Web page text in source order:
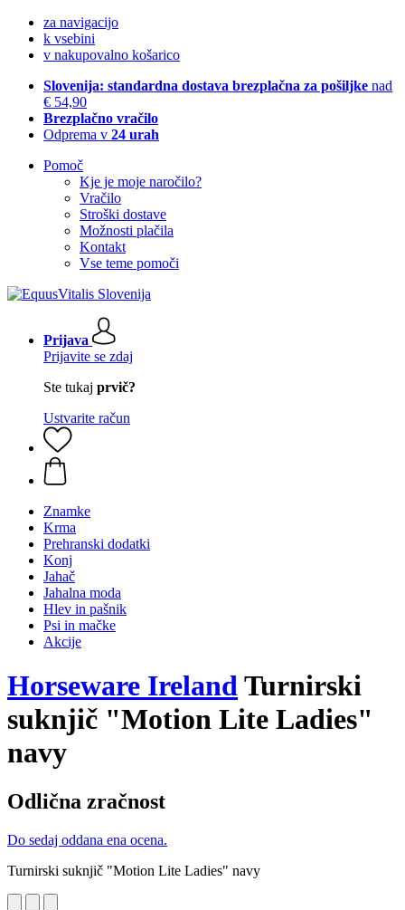
za navigacijo
k vsebini
v nakupovalno košarico
Slovenija: standardna dostava brezplačna za pošiljke nad
€ 54,90
Brezplačno vračilo
Odprema v 24 urah
Pomoč
Kje je moje naročilo?
Vračilo
Stroški dostave
Možnosti plačila
Kontakt
Vse teme pomoči
Prijava
Prijavite se zdaj
Ste tukaj prvič?
Ustvarite račun
Znamke
Krma
Prehranski dodatki
Konj
Jahač
Jahalna moda
Hlev in pašnik
Psi in mačke
Akcije
Horseware IrelandTurnirski
suknjič "Motion Lite Ladies"
navy
Odlična zračnost
Do sedaj oddana ena ocena.
Turnirski suknjič "Motion Lite Ladies" navy